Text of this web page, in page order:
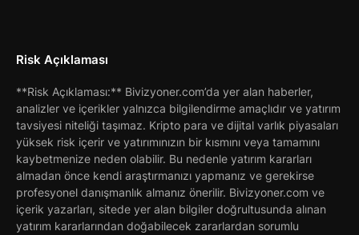
Risk Açıklaması
**Risk Açıklaması:** Bivizyoner.com’da yer alan haberler,
analizler ve içerikler yalnızca bilgilendirme amaçlıdır ve yatırım
tavsiyesi niteliği taşımaz. Kripto para ve dijital varlık piyasaları
yüksek risk içerir ve yatırımınızın bir kısmını veya tamamını
kaybetmenize neden olabilir. Bu nedenle yatırım kararları
almadan önce kendi araştırmanızı yapmanız ve gerekirse
profesyonel danışmanlık almanız önerilir. Bivizyoner.com ve
içerik yazarları, sitede yer alan bilgiler doğrultusunda alınan
yatırım kararlarından doğabilecek zararlardan sorumlu